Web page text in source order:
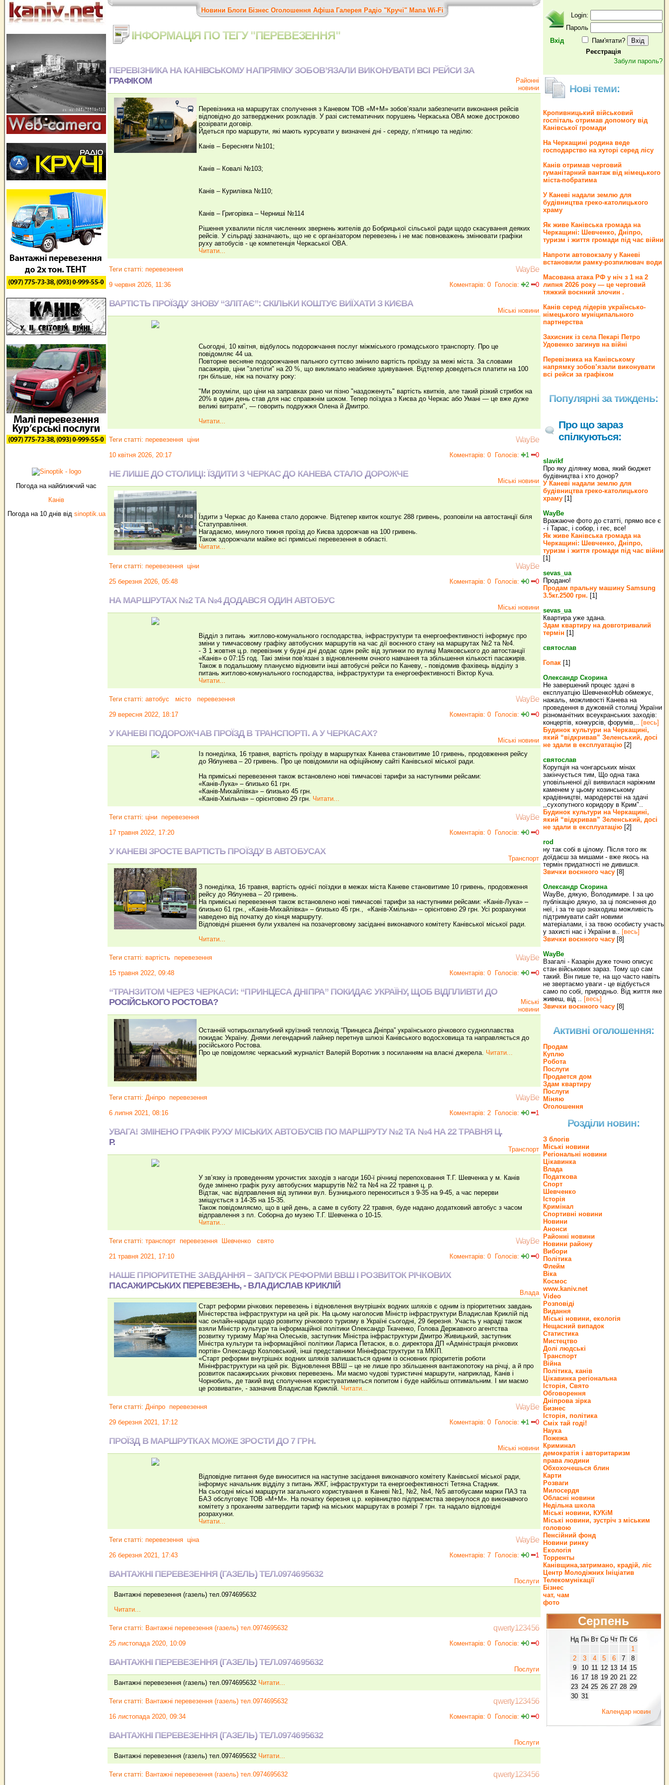
Погода на найближчий час
Канів
Погода на 10 днів від sinoptik.ua
Новини Блоги Бізнес Оголошення Афіша Галерея Радіо "Кручі" Мапа Wi-Fi
ІНФОРМАЦІЯ ПО ТЕГУ "ПЕРЕВЕЗЕННЯ"
ПЕРЕВІЗНИКА НА КАНІВСЬКОМУ НАПРЯМКУ ЗОБОВ’ЯЗАЛИ ВИКОНУВАТИ ВСІ РЕЙСИ ЗА
ГРАФІКОМ
Районні
новини
Перевізника на маршрутах сполучення з Каневом ТОВ «М+М» зобов’язали забезпечити виконання рейсів
відповідно до затверджених розкладів. У разі систематичних порушень Черкаська ОВА може достроково
розірвати договір.
Йдеться про маршрути, які мають курсувати у визначені дні - середу, п’ятницю та неділю:
Канів – Бересняги №101;
Канів – Ковалі №103;
Канів – Курилівка №110;
Канів – Григорівка – Черниші №114
Рішення ухвалили після численних звернень жителів до Бобрицької сільської ради щодо скасування деяких
рейсів. У сільраді зазначають, що не є організатором перевезень і не має повноважень змінювати графіки
руху автобусів - це компетенція Черкаської ОВА.
Читати...
Теги статті: перевезення WayBe
9 червня 2026, 11:36 Коментарів: 0 Голосів: 2 0
ВАРТІСТЬ ПРОЇЗДУ ЗНОВУ “ЗЛІТАЄ”: СКІЛЬКИ КОШТУЄ ВИЇХАТИ З КИЄВА
Міські новини
Сьогодні, 10 квітня, відбулось подорожчання послуг міжміського громадського транспорту. Про це
повідомляє 44 ua.
Повторне весняне подорожчання пального суттєво змінило вартість проїзду за межі міста. За словами
пасажирів, ціни "злетіли" на 20 %, що викликало неабияке здивування. Відтепер доведеться платити на 100
грн більше, ніж на початку року:
"Ми розуміли, що ціни на заправках рано чи пізно "наздоженуть" вартість квитків, але такий різкий стрибок на
20% в один день став для нас справжнім шоком. Тепер поїздка з Києва до Черкас або Умані — це вже дуже
великі витрати", — говорить подружжя Олена й Дмитро.
Читати...
Теги статті: перевезення ціни WayBe
10 квітня 2026, 20:17 Коментарів: 0 Голосів: 1 0
НЕ ЛИШЕ ДО СТОЛИЦІ: ЇЗДИТИ З ЧЕРКАС ДО КАНЕВА СТАЛО ДОРОЖЧЕ
Міські новини
Їздити з Черкас до Канева стало дорожче. Відтепер квиток коштує 288 гривень, розповіли на автостанції біля
Статуправління.
Нагадаємо, минулого тижня проїзд до Києва здорожчав на 100 гривень.
Також здорожчали майже всі приміські перевезення в області.
Читати...
Теги статті: перевезення ціни WayBe
25 березня 2026, 05:48 Коментарів: 0 Голосів: 0 0
НА МАРШРУТАХ №2 ТА №4 ДОДАВСЯ ОДИН АВТОБУС
Міські новини
Відділ з питань житлово-комунального господарства, інфраструктури та енергоефективності інформує про
зміни у тимчасовому графіку автобусних маршрутів на час дії воєнного стану на маршрутах №2 та №4.
- З 1 жовтня ц.р. перевізник у будні дні додає один рейс від зупинки по вулиці Маяковського до автостанції
«Канів» о 07:15 год. Такі зміни пов’язані з відновленням очного навчання та збільшення кількості пасажирів.
Також в подальшому плануємо відновити інші автобусні рейси по Каневу, ˗ повідомив фахівець відділу з
питань житлово-комунального господарства, інфраструктури та енергоефективності Віктор Куча.
Читати...
Теги статті: автобус місто перевезення WayBe
29 вересня 2022, 18:17 Коментарів: 0 Голосів: 0 0
У КАНЕВІ ПОДОРОЖЧАВ ПРОЇЗД В ТРАНСПОРТІ. А У ЧЕРКАСАХ?
Міські новини
Із понеділка, 16 травня, вартість проїзду в маршрутках Канева становитиме 10 гривень, продовження рейсу
до Яблунева – 20 гривень. Про це повідомили на офіційному сайті Канівської міської ради.
На приміські перевезення також встановлено нові тимчасові тарифи за наступними рейсами:
«Канів-Лука» – близько 61 грн.
«Канів-Михайлівка» – близько 45 грн.
«Канів-Хмільна» – орієнтовно 29 грн. Читати...
Теги статті: ціни перевезення WayBe
17 травня 2022, 17:20 Коментарів: 0 Голосів: 0 0
У КАНЕВІ ЗРОСТЕ ВАРТІСТЬ ПРОЇЗДУ В АВТОБУСАХ
Транспорт
З понеділка, 16 травня, вартість однієї поїздки в межах міста Каневе становитиме 10 гривень, продовження
рейсу до Яблунева – 20 гривень.
На приміські перевезення також встановлено нові тимчасові тарифи за наступними рейсами: «Канів-Лука» –
близько 61 грн., «Канів-Михайлівка» – близько 45 грн., «Канів-Хмільна» – орієнтовно 29 грн. Усі розрахунки
наведено від початку до кінця маршруту.
Відповідні рішення були ухвалені на позачерговому засіданні виконавчого комітету Канівської міської ради.
Читати...
Теги статті: вартість перевезення WayBe
15 травня 2022, 09:48 Коментарів: 0 Голосів: 0 0
“ТРАНЗИТОМ ЧЕРЕЗ ЧЕРКАСИ: “ПРИНЦЕСА ДНІПРА” ПОКИДАЄ УКРАЇНУ, ЩОБ ВІДПЛИВТИ ДО
РОСІЙСЬКОГО РОСТОВА?
Міські
новини
Останній чотирьохпалубний круїзний теплохід “Принцеса Дніпра” українського річкового судноплавства
покидає Україну. Днями легендарний лайнер перетнув шлюзі Канівського водосховища та направляється до
російського Ростова.
Про це повідомляє черкаський журналіст Валерій Воротник з посиланням на власні джерела. Читати...
Теги статті: Дніпро перевезення WayBe
6 липня 2021, 08:16 Коментарів: 2 Голосів: 0 1
УВАГА! ЗМІНЕНО ГРАФІК РУХУ МІСЬКИХ АВТОБУСІВ ПО МАРШРУТУ №2 ТА №4 НА 22 ТРАВНЯ Ц.
Р.
Транспорт
У зв’язку із проведенням урочистих заходів з нагоди 160-ї річниці перепоховання Т.Г. Шевченка у м. Канів
буде змінено графік руху автобусних маршрутів №2 та №4 на 22 травня ц. р.
Відтак, час відправлення від зупинки вул. Бузницького переноситься з 9-35 на 9-45, а час перерви
зміщується з 14-35 на 15-35.
Також повідомляємо, що в цей день, а саме в суботу 22 травня, буде надано додатковий автобус з часом
відправлення з пл. Соборна до музею Т.Г. Шевченка о 10-15.
Читати...
Теги статті: транспорт перевезення Шевченко свято WayBe
21 травня 2021, 17:10 Коментарів: 0 Голосів: 0 0
НАШЕ ПРІОРИТЕТНЕ ЗАВДАННЯ – ЗАПУСК РЕФОРМИ ВВШ І РОЗВИТОК РІЧКОВИХ
ПАСАЖИРСЬКИХ ПЕРЕВЕЗЕНЬ, - ВЛАДИСЛАВ КРИКЛІЙ
Влада
Старт реформи річкових перевезень і відновлення внутрішніх водних шляхів є одним із пріоритетних завдань
Міністерства інфраструктури на цей рік. На цьому наголосив Міністр інфраструктури Владислав Криклій під
час онлайн-наради щодо розвитку річкового туризму в Україні сьогодні, 29 березня. Участь у нараді також
взяли Міністр культури та інформаційної політики Олександр Ткаченко, Голова Державного агентства
розвитку туризму Мар’яна Олеськів, заступник Міністра інфраструктури Дмитро Живицький, заступник
Міністра культури та інформаційної політики Лариса Петасюк, в.о. директора ДП «Адміністрація річкових
портів» Олександр Козловський, інші представники Мінінфраструктури та МКІП.
«Старт реформи внутрішніх водних шляхів залишається одним із основних пріоритетів роботи
Мінінфраструктури на цей рік. Відновлення ВВШ – це не лише про збільшення вантажопотоку на річці, а й про
розвиток пасажирських річкових перевезень. Ми маємо чудові туристичні маршрути, наприклад, Канів і
Чорнобиль, де такий вид сполучення користуватиметься попитом і буде найбільш оптимальним. І ми маємо
це розвивати», - зазначив Владислав Криклій. Читати...
Теги статті: Дніпро перевезення WayBe
29 березня 2021, 17:12 Коментарів: 0 Голосів: 1 0
ПРОЇЗД В МАРШРУТКАХ МОЖЕ ЗРОСТИ ДО 7 ГРН.
Міські новини
Відповідне питання буде виноситися на наступне засідання виконавчого комітету Канівської міської ради,
інформує начальник відділу з питань ЖКГ, інфраструктури та енергоефективності Тетяна Стадник.
На сьогодні міські маршрути загального користування в Каневі №1, №2, №4, №5 автобусами марки ПАЗ та
БАЗ обслуговує ТОВ «М+М». На початку березня ц.р. керівництво підприємства звернулося до виконавчого
комітету з проханням затвердити тариф на міських маршрутах в розмірі 7 грн. та надало відповідні
розрахунки.
Читати...
Теги статті: перевезення ціна WayBe
26 березня 2021, 17:43 Коментарів: 7 Голосів: 0 1
ВАНТАЖНІ ПЕРЕВЕЗЕННЯ (ГАЗЕЛЬ) ТЕЛ.0974695632
Послуги
Вантажні перевезення (газель) тел.0974695632
Читати...
Теги статті: Вантажні перевезення (газель) тел.0974695632 qwerty123456
25 листопада 2020, 10:09 Коментарів: 0 Голосів: 0 0
ВАНТАЖНІ ПЕРЕВЕЗЕННЯ (ГАЗЕЛЬ) ТЕЛ.0974695632
Послуги
Вантажні перевезення (газель) тел.0974695632 Читати...
Теги статті: Вантажні перевезення (газель) тел.0974695632 qwerty123456
16 листопада 2020, 09:34 Коментарів: 0 Голосів: 0 0
ВАНТАЖНІ ПЕРЕВЕЗЕННЯ (ГАЗЕЛЬ) ТЕЛ.0974695632
Послуги
Вантажні перевезення (газель) тел.0974695632 Читати...
Теги статті: Вантажні перевезення (газель) тел.0974695632 qwerty123456
Вхід
Login:
Пароль
Пам'ятати?
Реєстрація
Забули пароль?
Нові теми:
Кропивницький військовий
госпіталь отримав допомогу від
Канівської громади
На Черкащині родина веде
господарство на хуторі серед лісу
Канів отримав черговий
гуманітарний вантаж від німецького
міста-побратима
У Каневі надали землю для
будівництва греко‐католицького
храму
Як живе Канівська громада на
Черкащині: Шевченко, Дніпро,
туризм і життя громади під час війни
Напроти автовокзалу у Каневі
встановили рамку-розпилювач води
Масована атака РФ у ніч з 1 на 2
липня 2026 року — це черговий
тяжкий воєнний злочин .
Канів серед лідерів українсько-
німецького муніципального
партнерства
Захисник із села Пекарі Петро
Удовенко загинув на війні
Перевізника на Канівському
напрямку зобов’язали виконувати
всі рейси за графіком
Популярні за тиждень:
Про що зараз
спілкуються:
slavikf
Про яку ділянку мова, який бюджет
будівництва і хто донор?
У Каневі надали землю для
будівництва греко‐католицького
храму [1]
WayBe
Вражаюче фото до статті, прямо все є
- і Тарас, і собор, і гес, все!
Як живе Канівська громада на
Черкащині: Шевченко, Дніпро,
туризм і життя громади під час війни
[1]
sevas_ua
Продано!
Продам пральну машину Samsung
3.5кг.2500 грн. [1]
sevas_ua
Квартира уже здана.
Здам квартиру на довготривалий
термін [1]
святослав
Гопак [1]
Олександр Скорина
Не завершений процес здачі в
експлуатцію ШевченкоHub обмежує,
нажаль, можливості Канева на
проведення в дужовній столиці України
різноманітних всеукранських заходів:
концертів, конкурсів, форумів,.. [весь]
Будинок культури на Черкащині,
який “відкривав” Зеленський, досі
не здали в експлуатацію [2]
святослав
Корупція на чонгарських мінах
закінчується тим, Що одна така
уповільненої дії виявилася наріжним
каменем у цьому козинському
крадівництві, мародерстві на здачі
,,сухопутного коридору в Крим"..
Будинок культури на Черкащині,
який “відкривав” Зеленський, досі
не здали в експлуатацію [2]
rod
ну так собі в цілому. Після того як
доїдаєш за мишами - вже якось на
термін придатності не дивишся.
Звички воєнного часу [8]
Олександр Скорина
WayBe, дякую, Володимире. І за цю
публікацію дякую, за ці пояснення до
неї, і за те що знаходиш можливість
підтримувати сайт новими
матеріалами, і за твою особисту участь
у захисті нас і України в.. [весь]
Звички воєнного часу [8]
WayBe
Взагалі - Казарін дуже точно описує
стан військових зараз. Тому що сам
такий. Він пише те, на що часто навіть
не звертаємо уваги - це відбується
само по собі, природньо. Від життя яке
живеш, від .. [весь]
Звички воєнного часу [8]
Активні оголошення:
Продам
Куплю
Робота
Послуги
Продается дом
Здам квартиру
Послуги
Міняю
Оголошення
Розділи новин:
З блогів
Міські новини
Регіональні новини
Цікавинка
Влада
Податкова
Спорт
Шевченко
Історія
Кримінал
Спортивні новини
Новини
Анонси
Районні новини
Новини району
Вибори
Політика
Флейм
Віка
Космос
www.kaniv.net
Video
Розповіді
Видання
Міські новини, екологія
Нещасний випадок
Статистика
Мистецтво
Долі людські
Транспорт
Війна
Політика, канів
Цікавинка регіональна
Історія, Свято
Обговорення
Дніпрова зірка
Бизнес
Історія, політика
Сміх тай годі!
Наука
Пожежа
Криминал
демократія і авторитаризм
права людини
Обхохочешься блин
Карти
Розваги
Милосердя
Обласні новини
Недільна школа
Міські новини, КУКіМ
Міські новини, зустріч з міським
головою
Пенсійний фонд
Новини ринку
Екологія
Торренты
Канівщина,затримано, крадій, ліс
Центр Молодіжних Ініціатив
Телекомунікації
Бізнес
чат, чам
фото
Серпень
Нд Пн Вт Ср Чт Пт Сб
1
2
3 4 5 6 7
8
9
10 11 12 13 14 15
16 17 18 19 20 21 22
23 24 25 26 27 28 29
30 31
Календар новин